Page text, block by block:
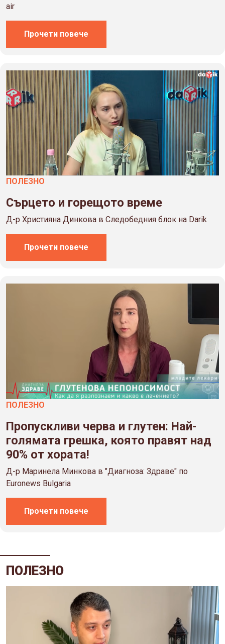
air
Прочети повече
ПОЛЕЗНO
Сърцето и горещото време
Д-р Християна Динкова в Следобедния блок на Darik
Прочети повече
ПОЛЕЗНO
Пропускливи черва и глутен: Най-
голямата грешка, която правят над
90% от хората!
Д-р Маринела Минкова в "Диагноза: Здраве" по
Euronews Bulgaria
Прочети повече
ПОЛЕЗНO